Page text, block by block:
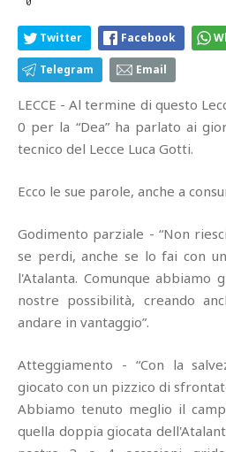
Twitter Facebook
Telegram Email
LECCE - Al termine di questo
0 per la “Dea” ha parlato ai
tecnico del Lecce Luca Gotti.
Ecco le sue parole, anche a
Godimento parziale - “Non
se perdi, anche se lo fai con
l'Atalanta. Comunque abbiamo
nostre possibilità, creando
andare in vantaggio”.
Atteggiamento - “Con la
giocato con un pizzico di
Abbiamo tenuto meglio il
quella doppia giocata